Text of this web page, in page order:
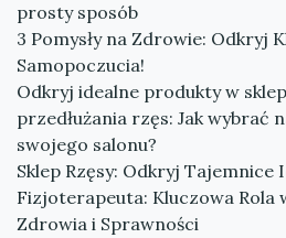
prosty sposób
3 Pomysły na Zdrowie: Odkryj
Samopoczucia!
Odkryj idealne produkty w
przedłużania rzęs: Jak wybrać
swojego salonu?
Sklep Rzęsy: Odkryj Tajemnice
Fizjoterapeuta: Kluczowa Rola
Zdrowia i Sprawności